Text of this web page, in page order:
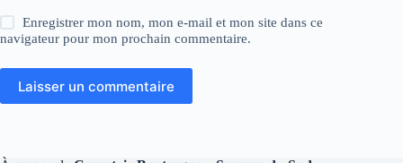
Enregistrer mon nom, mon e-mail et mon site dans ce
navigateur pour mon prochain commentaire.
Laisser un commentaire